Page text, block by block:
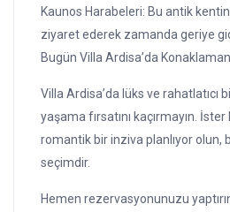
Kaunos Harabeleri: Bu antik kentin
ziyaret ederek zamanda geriye
Bugün Villa Ardisa’da
Villa Ardisa’da lüks ve rahatlatıcı
yaşama fırsatını kaçırmayın.
romantik bir inziva planlıyor olun,
seçimdir.
Hemen rezervasyonunuzu